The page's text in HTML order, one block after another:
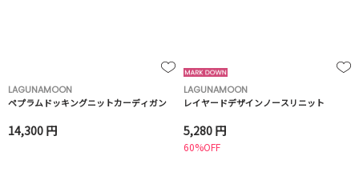
LAGUNAMOON
ペプラムドッキングニットカーディガン
14,300 円
LAGUNAMOON
レイヤードデザインノースリニット
5,280 円
60%OFF